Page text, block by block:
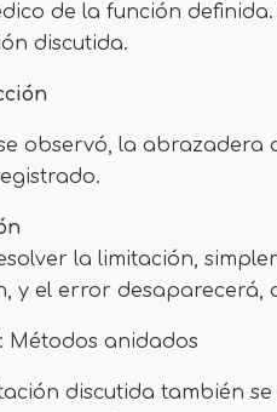
de la función
discutida.
observó, la abrazadera
la limitación,
y el error desaparecerá,
Métodos anidados
discutida también